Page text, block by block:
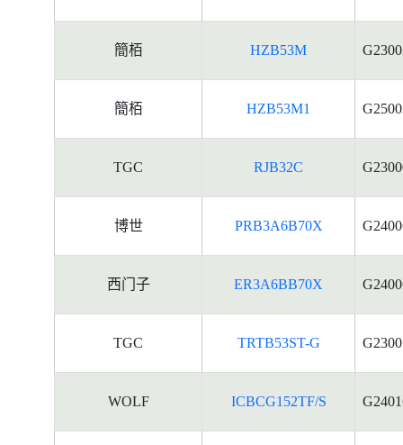
簡栢 HZB53M
簡栢 HZB53M1
TGC RJB32C
博世 PRB3A6B70X
西门子 ER3A6BB70X
TGC TRTB53ST-G
WOLF ICBCG152TF/S